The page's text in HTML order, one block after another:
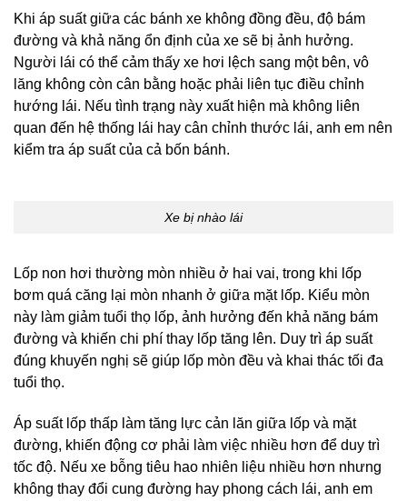
Khi áp suất giữa các bánh xe không đồng đều, độ bám
đường và khả năng ổn định của xe sẽ bị ảnh hưởng.
Người lái có thể cảm thấy xe hơi lệch sang một bên, vô
lăng không còn cân bằng hoặc phải liên tục điều chỉnh
hướng lái. Nếu tình trạng này xuất hiện mà không liên
quan đến hệ thống lái hay cân chỉnh thước lái, anh em nên
kiểm tra áp suất của cả bốn bánh.
Xe bị nhào lái
Lốp non hơi thường mòn nhiều ở hai vai, trong khi lốp
bơm quá căng lại mòn nhanh ở giữa mặt lốp. Kiểu mòn
này làm giảm tuổi thọ lốp, ảnh hưởng đến khả năng bám
đường và khiến chi phí thay lốp tăng lên. Duy trì áp suất
đúng khuyến nghị sẽ giúp lốp mòn đều và khai thác tối đa
tuổi thọ.
Áp suất lốp thấp làm tăng lực cản lăn giữa lốp và mặt
đường, khiến động cơ phải làm việc nhiều hơn để duy trì
tốc độ. Nếu xe bỗng tiêu hao nhiên liệu nhiều hơn nhưng
không thay đổi cung đường hay phong cách lái, anh em